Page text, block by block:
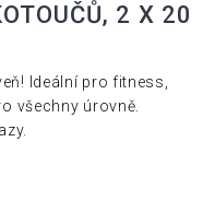
2 X 20
Ideální pro fitness,
všechny úrovně.